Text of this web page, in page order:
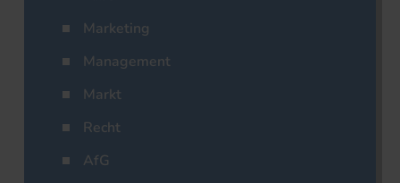
Marketing
Management
Markt
Recht
AfG